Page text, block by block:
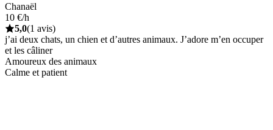
Chanaël
10 €/h
5,0(1 avis)
j’ai deux chats, un chien et d’autres animaux. J’adore m’en occuper
et les câliner
Amoureux des animaux
Calme et patient